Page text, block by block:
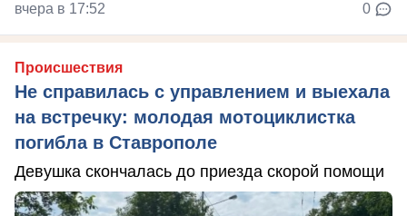
вчера в 17:52 0
Происшествия
Не справилась с управлением и выехала
на встречку: молодая мотоциклистка
погибла в Ставрополе
Девушка скончалась до приезда скорой помощи